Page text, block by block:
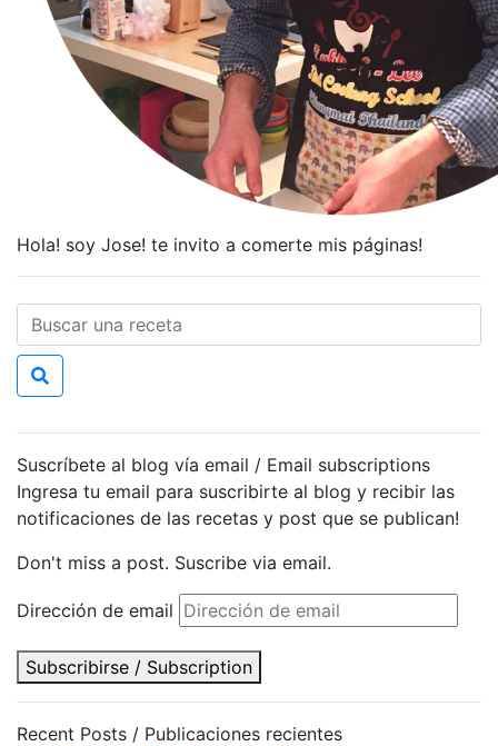
Hola! soy Jose! te invito a comerte mis páginas!
Suscríbete al blog vía email / Email subscriptions
Ingresa tu email para suscribirte al blog y recibir las
notificaciones de las recetas y post que se publican!
Don't miss a post. Suscribe via email.
Dirección de email
Subscribirse / Subscription
Recent Posts / Publicaciones recientes